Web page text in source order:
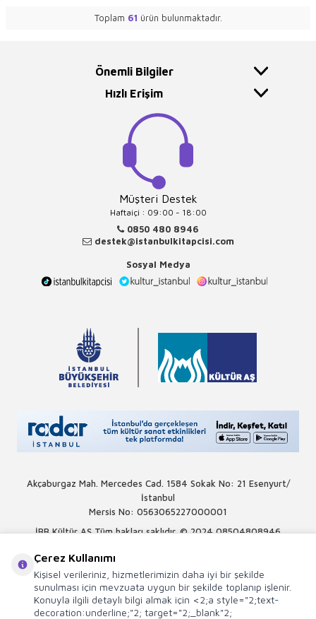
Toplam 61 ürün bulunmaktadır.
Önemli Bilgiler
Hızlı Erişim
Müşteri Destek
Haftaiçi : 09:00 - 18:00
0850 480 8946
destek@istanbulkitapcisi.com
Sosyal Medya
Akçaburgaz Mah. Mercedes Cad. 1584 Sokak No: 21 Esenyurt/
İstanbul
Mersis No: 0563065227000001
İBB Kültür AŞ Tüm hakları saklıdır. © 2024 08504808946
Çerez Kullanımı
Kişisel verileriniz, hizmetlerimizin daha iyi bir şekilde
sunulması için mevzuata uygun bir şekilde toplanıp işlenir.
Konuyla ilgili detaylı bilgi almak için <2;a style="2;text-
decoration:underline;"2; target="2;_blank"2;